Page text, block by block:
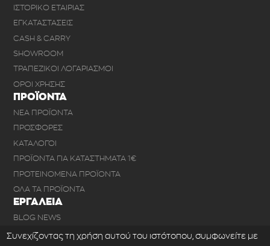
ΙΣΤΟΡΙΚΟ ΕΤΑΙΡΙΑΣ
ΕΓΚΑΤΑΣΤΑΣΕΙΣ
CASH & CARRY
SHOWROOM
ΤΡΑΠΕΖΙΚΟΙ ΛΟΓΑΡΙΑΣΜΟΙ
ΟΡΟΙ ΧΡΗΣΗΣ
ΠΡΟΪΟΝΤΑ
ΝΕΑ ΠΡΟΪΟΝΤΑ
ΠΡΟΣΦΟΡΕΣ
ΚΑΤΑΛΟΓΟΙ
ΠΡΟΪΟΝΤΑ ΓΙΑ ΚΑΤΑΣΤΗΜΑΤΑ 1€
ΠΡΟΤΕΙΝΟΜΕΝΑ ΠΡΟΪΟΝΤΑ
ΟΛΑ ΤΑ ΠΡΟΪΟΝΤΑ
ΕΡΓΑΛΕΙΑ
BLOG NEWS
ΣΥΧΝΕΣ ΕΡΩΤΗΣΕΙΣ
Συνεχίζοντας τη χρήση αυτού του ιστότοπου, συμφωνείτε με